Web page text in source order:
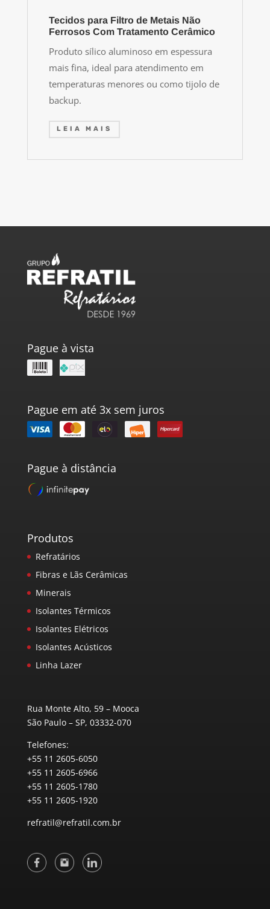
Tecidos para Filtro de Metais Não
Ferrosos Com Tratamento Cerâmico
Produto sílico aluminoso em espessura
mais fina, ideal para atendimento em
temperaturas menores ou como tijolo de
backup.
LEIA MAIS
Pague à vista
Pague em até 3x sem juros
Pague à distância
Produtos
Refratários
Fibras e Lãs Cerâmicas
Minerais
Isolantes Térmicos
Isolantes Elétricos
Isolantes Acústicos
Linha Lazer
Rua Monte Alto, 59 – Mooca
São Paulo – SP, 03332-070
Telefones:
+55 11 2605-6050
+55 11 2605-6966
+55 11 2605-1780
+55 11 2605-1920
refratil@refratil.com.br